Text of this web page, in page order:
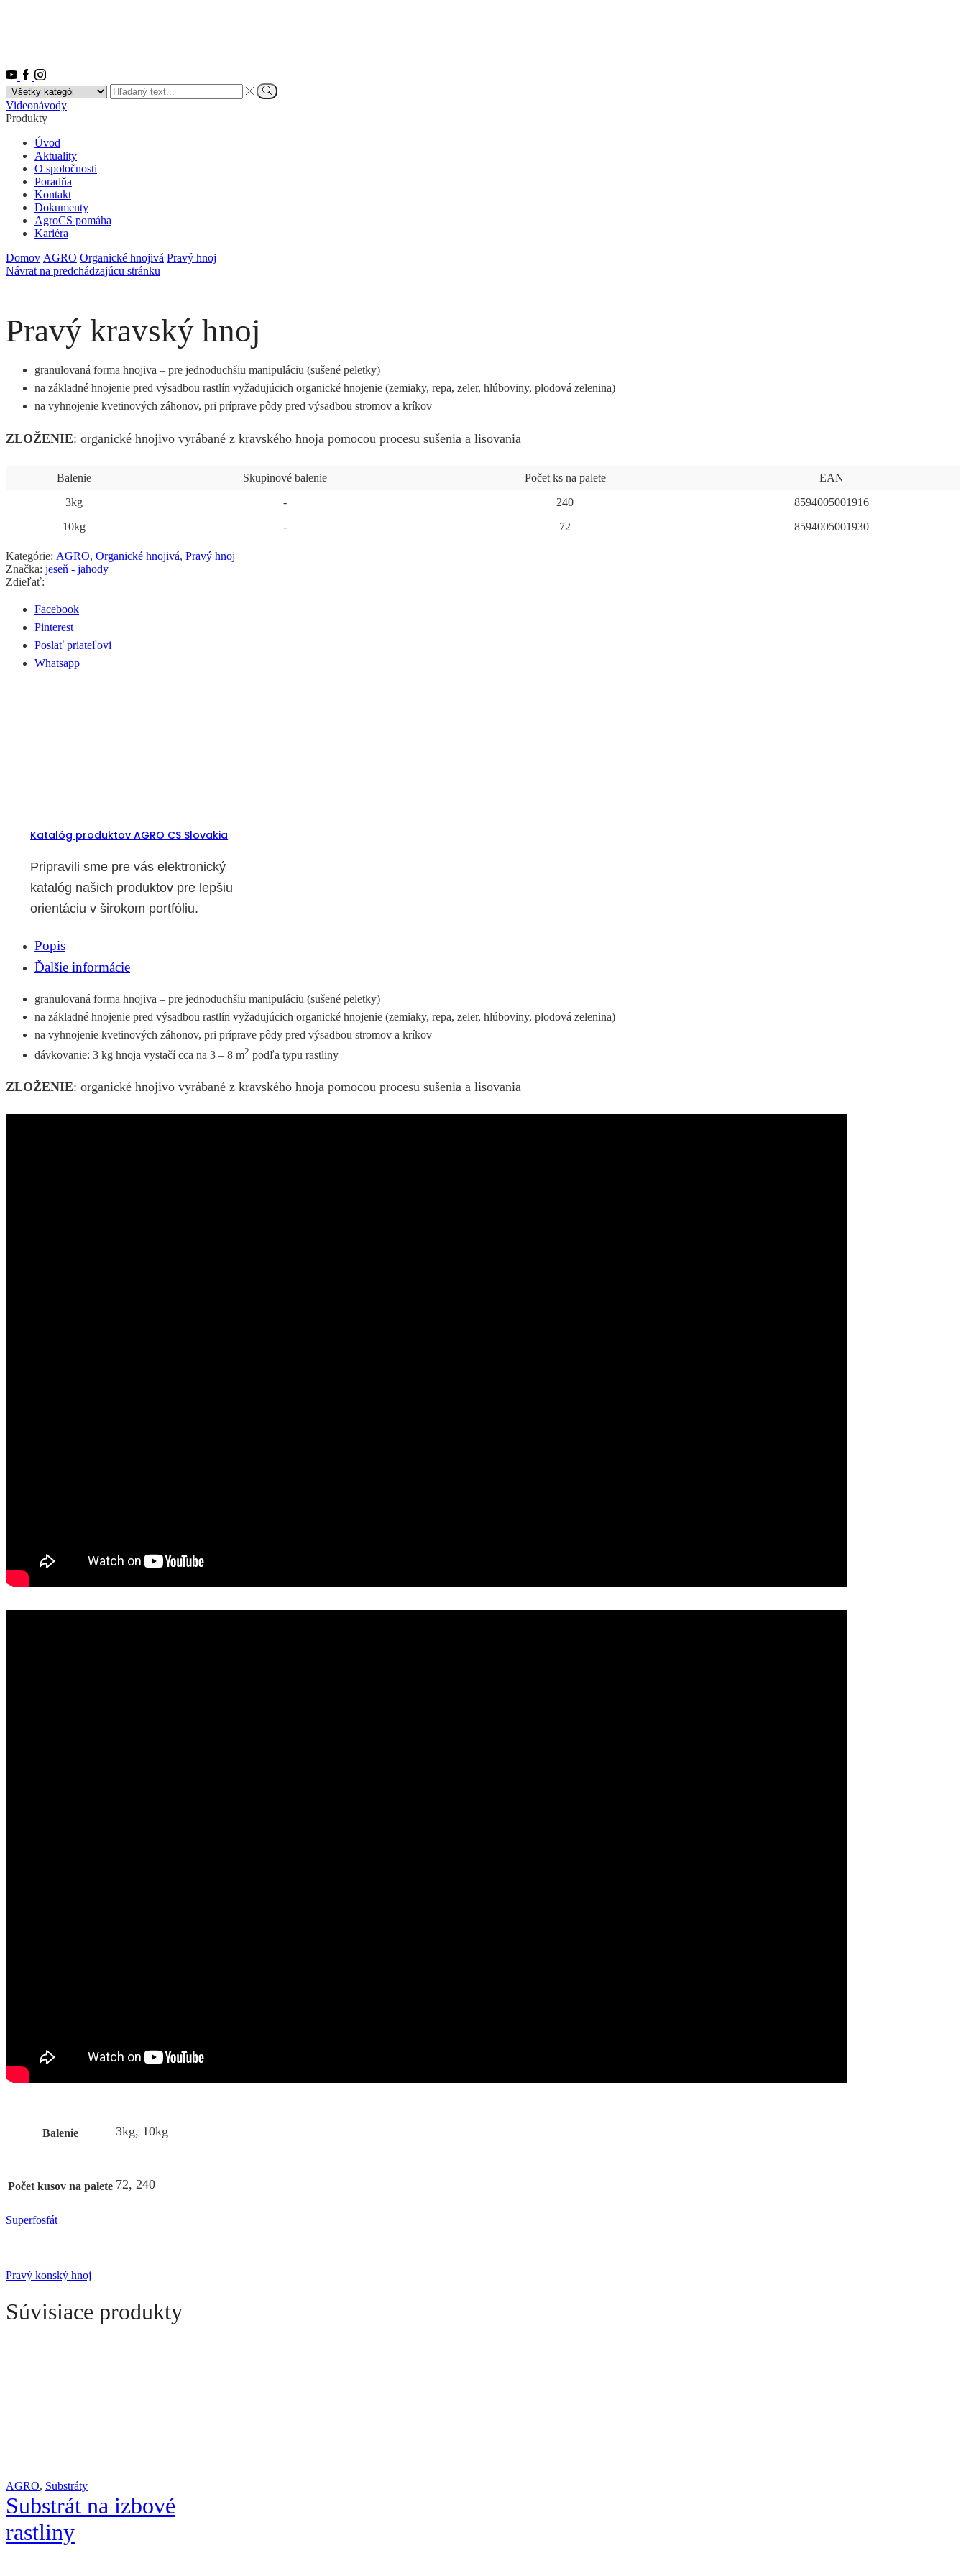
Youtube
Facebook
Instagram
Search
input
Vyhľadať
Videonávody
Produkty
Úvod
Aktuality
O spoločnosti
Poradňa
Kontakt
Dokumenty
AgroCS pomáha
Kariéra
Domov AGRO Organické hnojivá Pravý hnoj
Návrat na predchádzajúcu stránku
Pravý kravský hnoj
granulovaná forma hnojiva – pre jednoduchšiu manipuláciu (sušené peletky)
na základné hnojenie pred výsadbou rastlín vyžadujúcich organické hnojenie (zemiaky, repa, zeler, hlúboviny, plodová zelenina)
na vyhnojenie kvetinových záhonov, pri príprave pôdy pred výsadbou stromov a kríkov
ZLOŽENIE: organické hnojivo vyrábané z kravského hnoja pomocou procesu sušenia a lisovania
Balenie Skupinové balenie Počet ks na palete
EAN
3kg
- 240
8594005001916
10kg
- 72 8594005001930
Kategórie: AGRO, Organické hnojivá, Pravý hnoj
Značka: jeseň - jahody
Zdieľať:
Facebook
Pinterest
Poslať priateľovi
Whatsapp
Katalóg produktov AGRO CS Slovakia
Pripravili sme pre vás elektronický
katalóg našich produktov pre lepšiu
orientáciu v širokom portfóliu.
Popis
Ďalšie informácie
granulovaná forma hnojiva – pre jednoduchšiu manipuláciu (sušené peletky)
na základné hnojenie pred výsadbou rastlín vyžadujúcich organické hnojenie (zemiaky, repa, zeler, hlúboviny, plodová zelenina)
na vyhnojenie kvetinových záhonov, pri príprave pôdy pred výsadbou stromov a kríkov
dávkovanie: 3 kg hnoja vystačí cca na 3 – 8 m2 podľa typu rastliny
ZLOŽENIE: organické hnojivo vyrábané z kravského hnoja pomocou procesu sušenia a lisovania
Balenie 3kg, 10kg
Počet kusov na palete 72, 240
Superfosfát
Pravý konský hnoj
Súvisiace produkty
AGRO, Substráty
Substrát na izbové
rastliny